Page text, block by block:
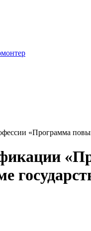
«Программа